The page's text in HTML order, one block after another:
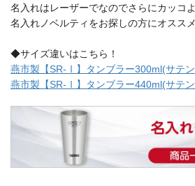
名入れはレーザーでなのでさらにカッコ
名入れノベルティをお探しの方にオススメ
◆サイズ違いはこちら！
燕市製【SR-Ⅰ】タンブラー300ml(サテ
燕市製【SR-Ⅰ】タンブラー440ml(サテ